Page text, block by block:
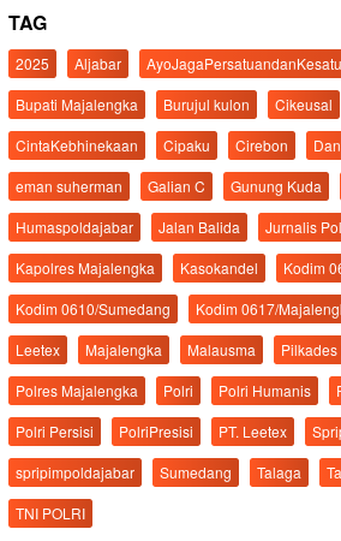
TAG
2025 Aljabar
Bupati Majalengka
Burujul kulon Cikeusal
CintaKebhinekaan
Cipaku Cirebon
eman suherman
Galian C Gunung Kuda
Humaspoldajabar
Jalan Balida
Jurnalis
Kapolres Majalengka
Kasokandel Kodim
Kodim 0610/Sumedang
Kodim 0617/
Leetex
Majalengka Malausma
Polres Majalengka
Polri Polri Humanis
Polri Persisi
PolriPresisi PT. Leetex
spripimpoldajabar
Sumedang Talaga
TNI POLRI